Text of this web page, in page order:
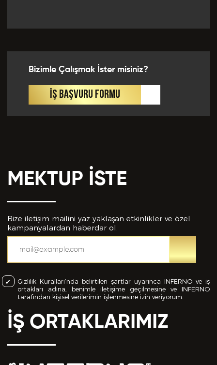
Bizimle Çalışmak İster misiniz?
İŞ BAŞVURU FORMU
MEKTUP İSTE
Bize iletişim mailini yaz yaklaşan etkinlikler ve özel
kampanyalardan haberdar ol.
Gizlilik Kuralları’nda belirtilen şartlar uyarınca INFERNO ve iş
ortakları adına, benimle iletişime geçilmesine ve INFERNO
tarafından kişisel verilerimin işlenmesine izin veriyorum.
İŞ ORTAKLARIMIZ
Eklemek İstedikleriniz *
CV EKLE
Bu Formda verilen bütün bilgilerin yanlışsız ve
bilgiler içinde esasa etki yapan herhangi bir eksiklik
veya yanlışlık olması ve bu durumun tespiti halinde
bunun Hizmet Sözleşmemin feshedilmesi için bir
sebep olanağını anlayarak kabul ettiğimi beyan
ederim.
BAŞVURUMUGÖNDER